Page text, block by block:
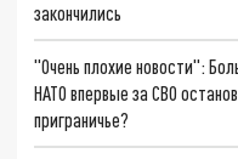
закончились
"Очень плохие новости":
НАТО впервые за СВО
приграничье?